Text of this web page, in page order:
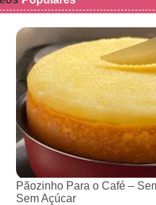
Pãozinho Para o Café –
Sem Açúcar